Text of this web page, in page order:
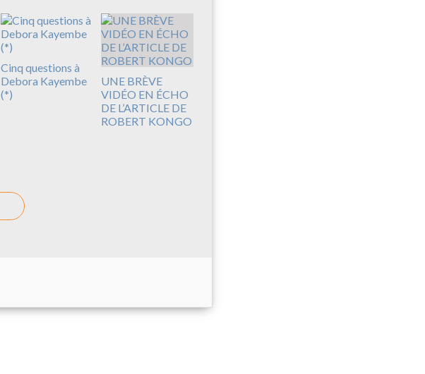
Cinq questions à
Debora Kayembe
(*)
UNE BRÈVE
VIDÉO EN ÉCHO
DE L’ARTICLE DE
ROBERT KONGO